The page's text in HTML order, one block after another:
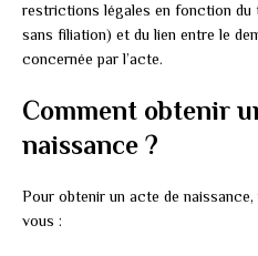
restrictions légales en fonction du
sans filiation) et du lien entre le
concernée par l’acte.
Comment obtenir
naissance ?
Pour obtenir un acte de
vous :